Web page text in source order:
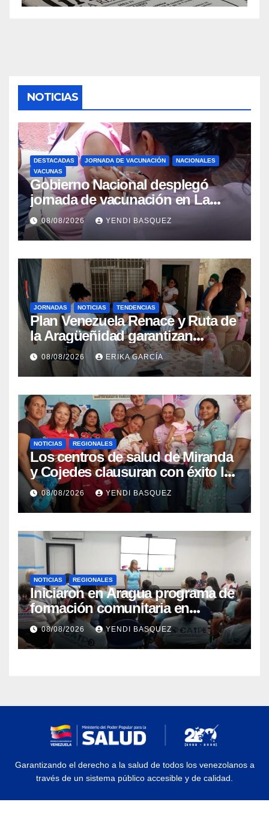
NOTICIAS
DESTACADAS JORNADA DE VACUNACIÓN
NACIONALES
VACUNAS
Gobierno Nacional desplegó
jornada de vacunación en La
Guaira para garantizar protección
epidemiológica
08/08/2026 YENDI BASQUEZ
JORNADAS NOTICIAS TENDENCIAS
Plan Venezuela Renace y Ruta de
la Aragüeñidad garantizan
atención médica integral en
Aragua
08/08/2026 ERIKA GARCÍA
NOTICIAS REGIONALES
Los centros de salud de Miranda
y Cojedes clausuran con éxito la
Semana Mundial de la Lactancia
Materna
08/08/2026 YENDI BASQUEZ
NOTICIAS REGIONALES
Iniciaron en Aragua programa de
formación comunitaria en
atención a personas con
discapacidad
08/08/2026 YENDI BASQUEZ
Garantizando el derecho a la salud de todos los venezolanos a
través de un sistema público accesible y de calidad.